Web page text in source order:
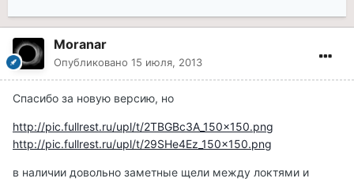
Moranar
Опубликовано 15 июля, 2013
Спасибо за новую версию, но
http://pic.fullrest.ru/upl/t/2TBGBc3A_150x150.png
http://pic.fullrest.ru/upl/t/29SHe4Ez_150x150.png
в наличии довольно заметные щели между локтями и